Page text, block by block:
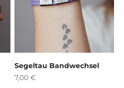
Segeltau Bandwechsel
Angebot
7,00 €